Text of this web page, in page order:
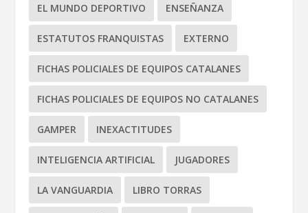
EL MUNDO DEPORTIVO ENSEÑANZA
ESTATUTOS FRANQUISTAS EXTERNO
FICHAS POLICIALES DE EQUIPOS CATALANES
FICHAS POLICIALES DE EQUIPOS NO CATALANES
GAMPER INEXACTITUDES
INTELIGENCIA ARTIFICIAL JUGADORES
LA VANGUARDIA LIBRO TORRAS